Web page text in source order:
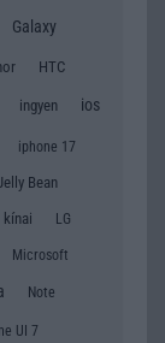
Galaxy
HTC
ingyen ios
iphone 17
Bean
kínai
LG
Microsoft
Note
UI 7